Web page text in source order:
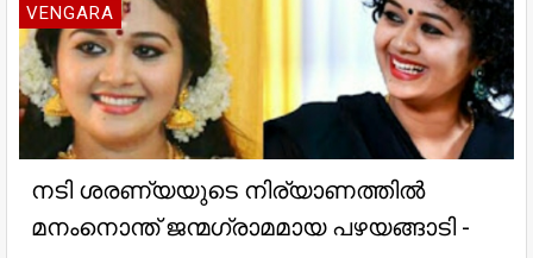
VENGARA
നടി ശരണ്യയുടെ നിര്യാണത്തിൽ
മനംനൊന്ത് ജന്മഗ്രാമമായ പഴയങ്ങാടി -